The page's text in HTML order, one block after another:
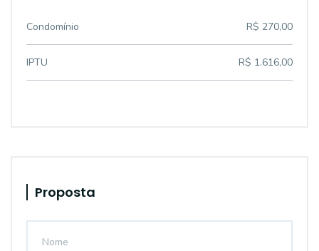
Condomínio R$ 270,00
IPTU R$ 1.616,00
Proposta